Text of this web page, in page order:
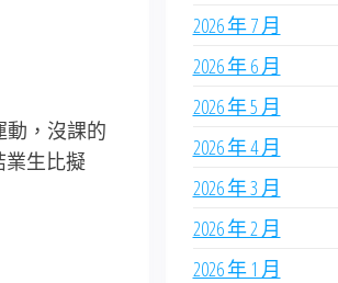
，沒課的
業生比擬
2026 年 7 月
2026 年 6 月
2026 年 5 月
2026 年 4 月
2026 年 3 月
2026 年 2 月
2026 年 1 月